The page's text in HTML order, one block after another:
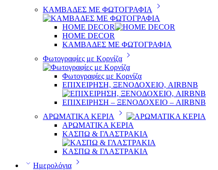
ΚΑΜΒΑΔΕΣ ΜΕ ΦΩΤΟΓΡΑΦΙΑ
HOME DECOR
HOME DECOR
ΚΑΜΒΑΔΕΣ ΜΕ ΦΩΤΟΓΡΑΦΙΑ
Φωτογραφίες με Κορνίζα
Φωτογραφίες με Κορνίζα
ΕΠΙΧΕΙΡΗΣΗ, ΞΕΝΟΔΟΧΕΙΟ, AIRBNB
ΕΠΙΧΕΙΡΗΣΗ – ΞΕΝΟΔΟΧΕΙΟ – AIRBNB
ΑΡΩΜΑΤΙΚΑ ΚΕΡΙΑ
ΑΡΩΜΑΤΙΚΑ ΚΕΡΙΑ
ΚΑΣΠΩ & ΓΛΑΣΤΡΑΚΙΑ
ΚΑΣΠΩ & ΓΛΑΣΤΡΑΚΙΑ
Ημερολόγια